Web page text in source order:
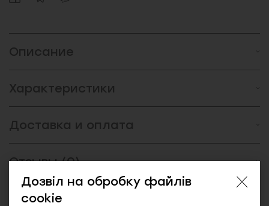
Описание
Характеристики
Доставка и оплата
Отзывы (0)
Дозвіл на обробку файлів
cookie